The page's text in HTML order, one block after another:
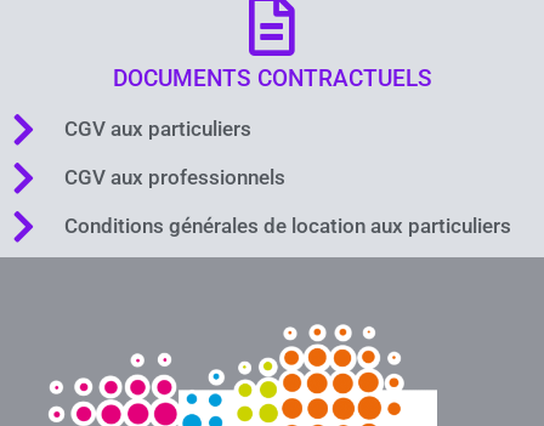
DOCUMENTS CONTRACTUELS
CGV aux particuliers
CGV aux professionnels
Conditions générales de location aux particuliers